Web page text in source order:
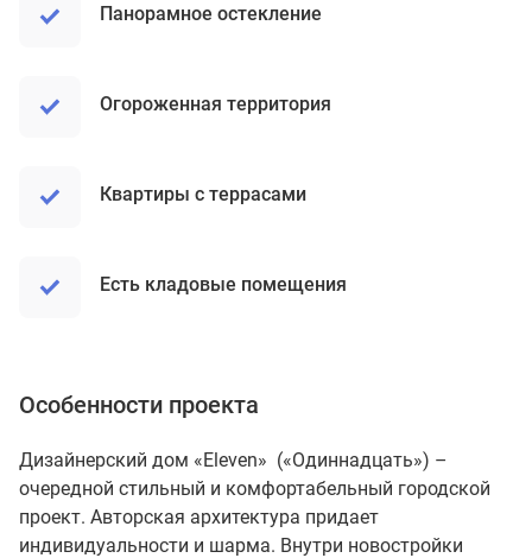
Панорамное остекление
Огороженная территория
Квартиры с террасами
Есть кладовые помещения
Особенности проекта
Дизайнерский дом «Eleven» («Одиннадцать») –
очередной стильный и комфортабельный городской
проект. Авторская архитектура придает
индивидуальности и шарма. Внутри новостройки